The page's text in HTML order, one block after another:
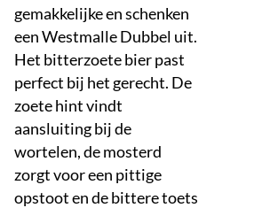
gemakkelijke en schenken
een Westmalle Dubbel uit.
Het bitterzoete bier past
perfect bij het gerecht. De
zoete hint vindt
aansluiting bij de
wortelen, de mosterd
zorgt voor een pittige
opstoot en de bittere toets